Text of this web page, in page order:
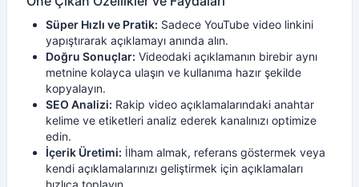
Süper Hızlı ve Pratik: Sadece YouTube video linkini
yapıştırarak açıklamayı anında alın.
Doğru Sonuçlar: Videodaki açıklamanın birebir aynı
metnine kolayca ulaşın ve kullanıma hazır şekilde
kopyalayın.
SEO Analizi: Rakip video açıklamalarındaki anahtar
kelime ve etiketleri analiz ederek kanalınızı optimize
edin.
İçerik Üretimi: İlham almak, referans göstermek veya
kendi açıklamalarınızı geliştirmek için açıklamaları
hızlıca toplayın.